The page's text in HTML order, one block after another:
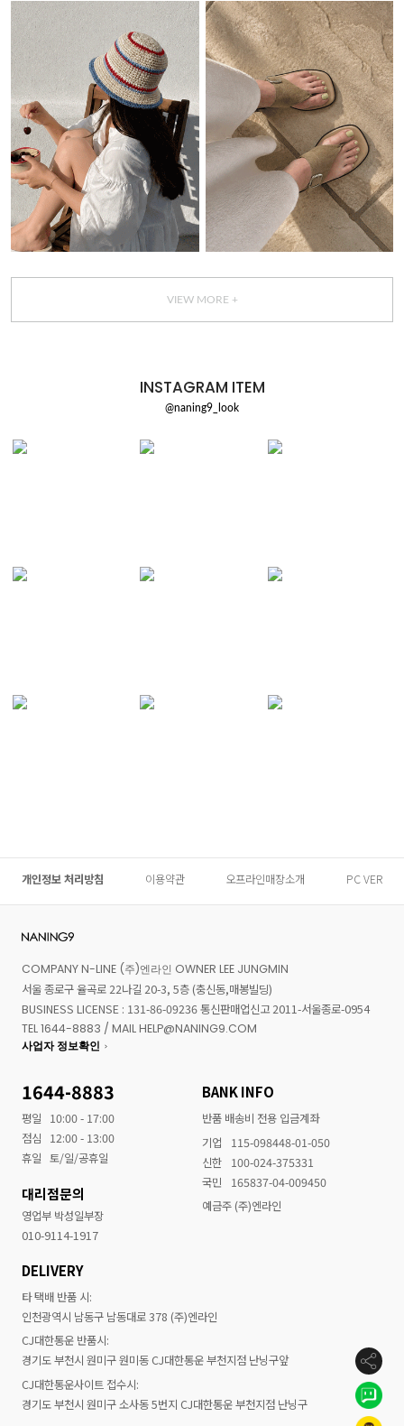
VIEW MORE +
INSTAGRAM ITEM
@naning9_look
개인정보 처리방침 이용약관 오프라인매장소개 PC VER
COMPANY N-LINE (주)엔라인 OWNER LEE JUNGMIN
서울 종로구 율곡로 22나길 20-3, 5층 (충신동,매봉빌딩)
BUSINESS LICENSE : 131-86-09236 통신판매업신고 2011-서울종로-0954
TEL 1644-8883 / MAIL HELP@NANING9.COM
사업자 정보확인
1644-8883
평일
10:00 - 17:00
점심
12:00 - 13:00
휴일 토/일/공휴일
대리점문의
영업부 박성일부장
010-9114-1917
BANK INFO
반품 배송비 전용 입금계좌
기업
115-098448-01-050
신한
100-024-375331
국민
165837-04-009450
예금주 (주)엔라인
DELIVERY
타 택배 반품 시:
인천광역시 남동구 남동대로 378 (주)엔라인
CJ대한통운 반품시:
경기도 부천시 원미구 원미동 CJ대한통운 부천지점 난닝구앞
CJ대한통운사이트 접수시:
경기도 부천시 원미구 소사동 5번지 CJ대한통운 부천지점 난닝구